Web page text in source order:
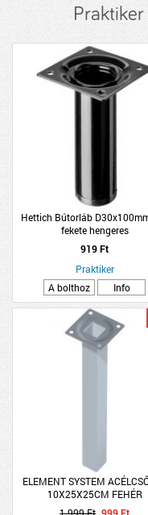
Hettich Bútorláb
fekete hengeres
919 Ft
Praktiker
A bolthoz
Info
ELEMENT SYSTEM
10X25X25CM FEHÉR